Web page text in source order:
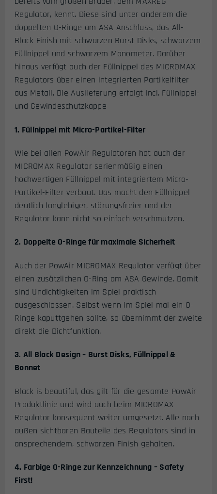
Regulator, kennt. Diese sind unter anderem die
doppelten O-Ringe am ASA Anschluss, das All-
Black Finish mit schwarzen Burst Disks, schwarzem
Füllnippel und schwarzem Manometer. Darüber
hinaus verfügt auch der Füllnippel des MICROMAX
Regulators über einen integrierten Partikelfilter
aus Metall. Die Auslieferung erfolgt incl. Füllnippel-
und Gewindeschutzkappe
1. Füllnippel mit Micro-Partikel-Filter
Wie bei allen PowAir Regulatoren hat auch der
MICROMAX Regulator serienmäßig einen
hochwertigen Füllnippel mit integriertem Micro-
Partikel-Filter verbaut. Das macht den Füllnippel
deutlich langlebiger, störungsfreier und der
Regulator kann nicht so einfach verschmutzen.
2. Doppelte O-Ringe für maximale Sicherheit
Auch der PowAir MICROMAX Regulator verfügt über
einen zusätzlichen O-Ring am ASA Gewinde. Damit
sind Undichtigkeiten im Spiel praktisch
ausgeschlossen. Selbst wenn im Spiel mal ein O-
Ringe kaputtgehen sollte, so übernimmt der zweite
direkt die Dichtfunktion.
3. All Black Design – Burst Disks, Füllnippel &
Bonnet
Black is beautiful, das gilt für die gesamte PowAir
Produktlinie und wird auch beim MICROMAX
Regulator konsequent weiter umgesetzt. Alle nach
außen sichtbaren Bauteile des Regulators sind in
ansprechendem, schwarzen Finish gehalten.
4. Farbige O-Ringe zur Kennzeichnung – Safety
First!